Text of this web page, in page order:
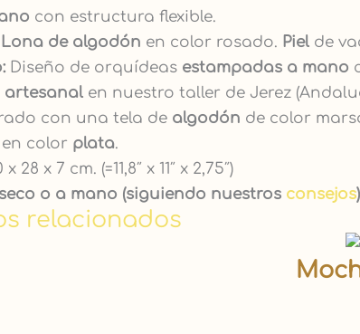
con estructura flexible.
Lona de algodón en color rosado. Piel de
Diseño de orquídeas estampadas a mano
artesanal en nuestro taller de Jerez
con una tela de algodón de color
en color plata.
x 28 x 7 cm. (=11,8″ x 11″ x 2,75″)
o a mano (siguiendo nuestros consejos)
relacionados